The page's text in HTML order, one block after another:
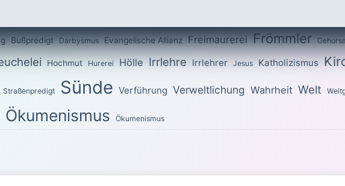
Bußpredigt Darbysmus Evangelische Allianz Freimaurerei Frömmler
Hochmut Hurerei Hölle Irrlehre Irrlehrer Jesus Katholizismus
Straßenpredigt Sünde Verführung Verweltlichung Wahrheit Welt
Ökumenismus Ökumenismus